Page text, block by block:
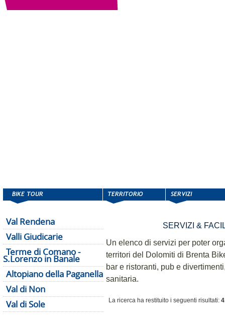
Val Rendena
Valli Giudicarie
Terme di Comano -
S.Lorenzo in Banale
Altopiano della Paganella
Val di Non
Val di Sole
SERVIZI &
Un elenco di servizi per poter
territori del Dolomiti di Brenta
bar e ristoranti, pub e
sanitaria.
La ricerca ha restituito i seguenti risultati: